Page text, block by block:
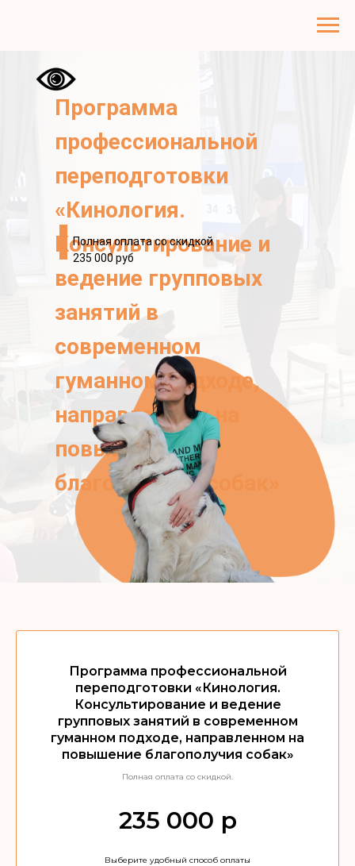
Программа
профессиональной
переподготовки
«Кинология.
Консультирование и
ведение групповых
занятий в
современном
гуманном подходе,
направленном на
повышение
благополучия собак»
Полная оплата со скидкой
235 000 руб
Программа профессиональной
переподготовки «Кинология.
Консультирование и ведение
групповых занятий в современном
гуманном подходе, направленном на
повышение благополучия собак»
Полная оплата cо скидкой.
235 000 р
Выберите удобный способ оплаты